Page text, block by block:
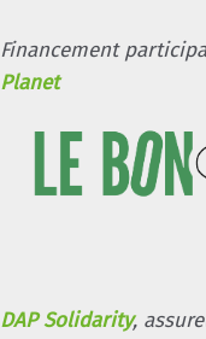
Financement
Planet
DAP Solidarity,